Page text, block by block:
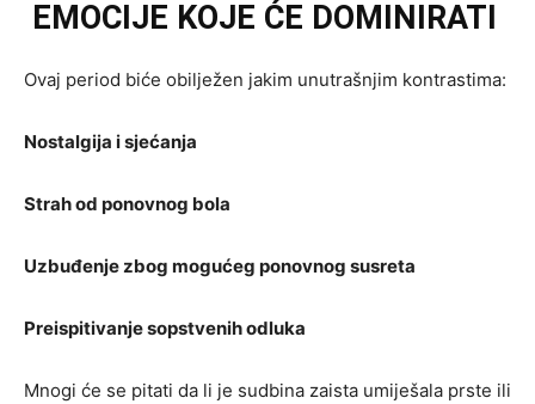
EMOCIJE KOJE ĆE DOMINIRATI
Ovaj period biće obilježen jakim unutrašnjim kontrastima:
Nostalgija i sjećanja
Strah od ponovnog bola
Uzbuđenje zbog mogućeg ponovnog susreta
Preispitivanje sopstvenih odluka
Mnogi će se pitati da li je sudbina zaista umiješala prste ili